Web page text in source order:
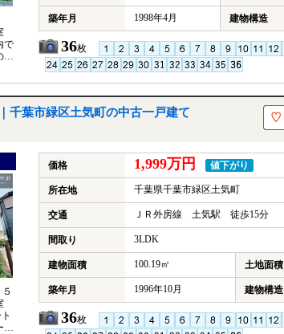
で
コ
築年月 1998年4月 建物構造
36枚
千葉市緑区土気町の中古一戸建て
ス
価格 1,999万円 値下がり
所在地 千葉県千葉市緑区土気町
交通 ＪＲ外房線 土気駅 徒歩15分
間取り 3LDK
建物面積 100.19㎡ 土地面積
築年月 1996年10月 建物構造
36枚